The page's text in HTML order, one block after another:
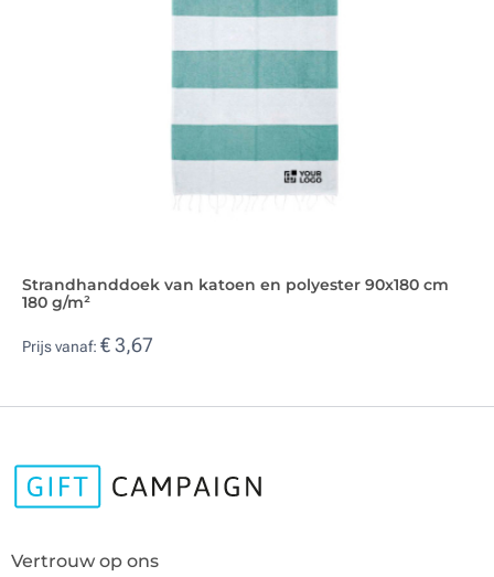
Strandhanddoek van katoen en polyester 90x180 cm
180 g/m²
Prijs vanaf: € 3,67
Vertrouw op ons